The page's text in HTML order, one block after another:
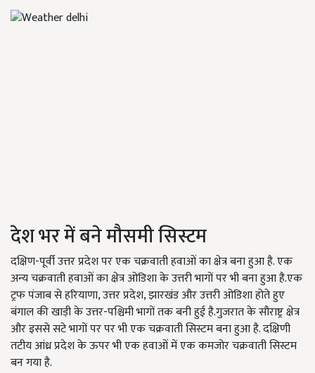
देश भर में बने मौसमी सिस्टम
दक्षिण-पूर्वी उत्तर प्रदेश पर एक चक्रवाती हवाओं का क्षेत्र बना हुआ है. एक
अन्य चक्रवाती हवाओं का क्षेत्र ओडिशा के उत्तरी भागों पर भी बना हुआ है.एक
ट्रफ पंजाब से हरियाणा, उत्तर प्रदेश, झारखंड और उत्तरी ओडिशा होते हुए
बंगाल की खाड़ी के उत्तर-पश्चिमी भागों तक बनी हुई है.गुजरात के सौराष्ट्र क्षेत्र
और इससे सटे भागों पर पर भी एक चक्रवाती सिस्टम बना हुआ है. दक्षिणी
तटीय आंध्र प्रदेश के ऊपर भी एक हवाओं में एक कमजोर चक्रवाती सिस्टम
बन गया है.